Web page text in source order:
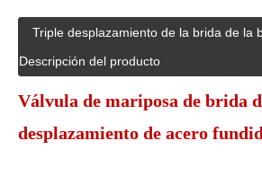
Triple desplazamiento de la brida de la
Descripción del producto
Válvula de mariposa de brida
desplazamiento de acero